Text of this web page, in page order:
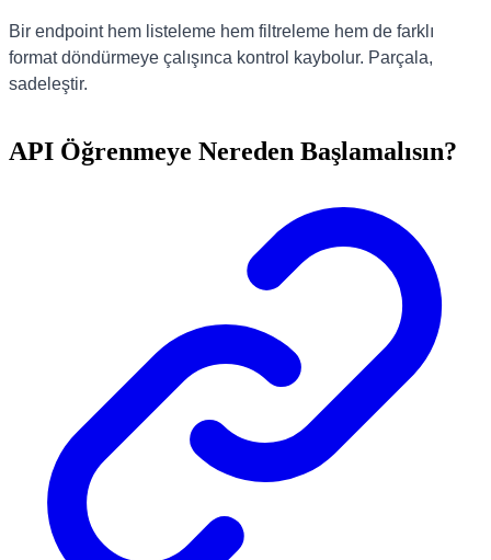
Bir endpoint hem listeleme hem filtreleme hem de farklı
format döndürmeye çalışınca kontrol kaybolur. Parçala,
sadeleştir.
API Öğrenmeye Nereden Başlamalısın?